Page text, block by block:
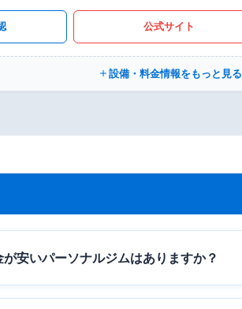
公式サイト
設備・料金情報をもっと見る
安いパーソナルジムはありますか？